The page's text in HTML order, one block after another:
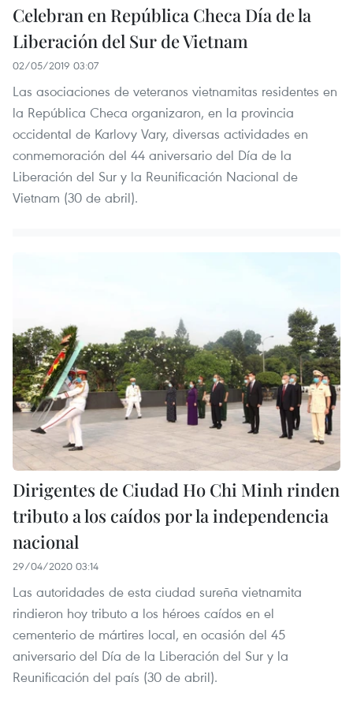
Celebran en República Checa Día de la
Liberación del Sur de Vietnam
02/05/2019 03:07
Las asociaciones de veteranos vietnamitas residentes en
la República Checa organizaron, en la provincia
occidental de Karlovy Vary, diversas actividades en
conmemoración del 44 aniversario del Día de la
Liberación del Sur y la Reunificación Nacional de
Vietnam (30 de abril).
Dirigentes de Ciudad Ho Chi Minh rinden
tributo a los caídos por la independencia
nacional
29/04/2020 03:14
Las autoridades de esta ciudad sureña vietnamita
rindieron hoy tributo a los héroes caídos en el
cementerio de mártires local, en ocasión del 45
aniversario del Día de la Liberación del Sur y la
Reunificación del país (30 de abril).